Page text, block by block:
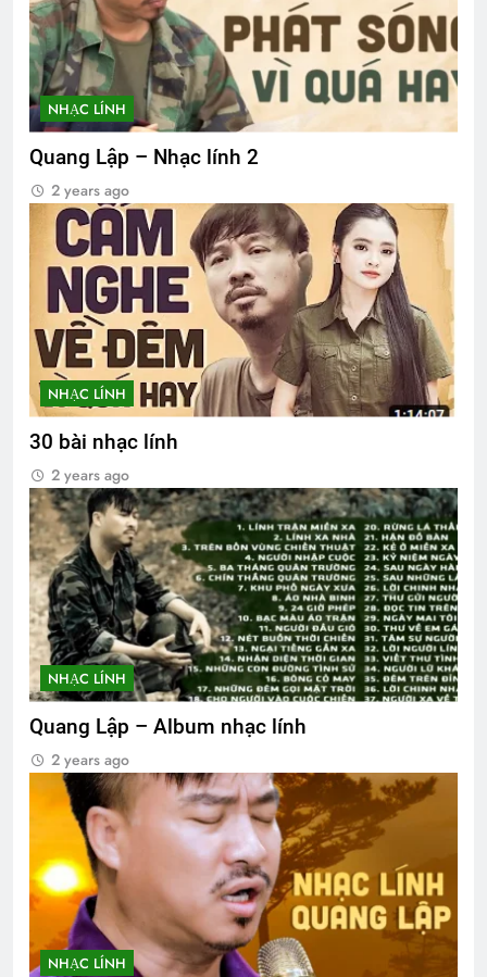
NHẠC LÍNH
Quang Lập – Nhạc lính 2
2 years ago
NHẠC LÍNH
30 bài nhạc lính
2 years ago
NHẠC LÍNH
Quang Lập – Album nhạc lính
2 years ago
NHẠC LÍNH